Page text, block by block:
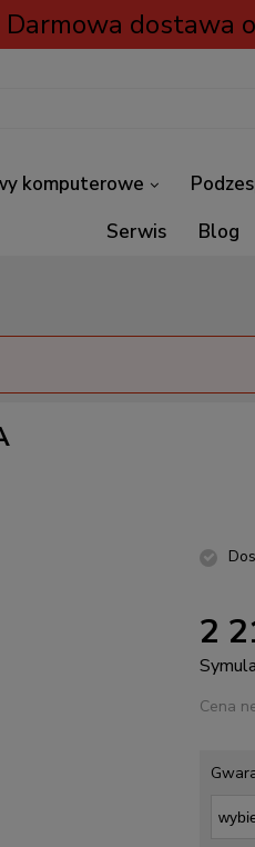
Darmowa dostawa
komputerowe
Serwis
Blog
2
Cena